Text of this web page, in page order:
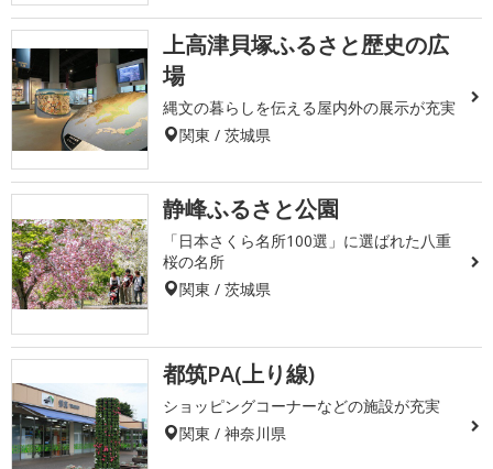
上高津貝塚ふるさと歴史の広
場
縄文の暮らしを伝える屋内外の展示が充実
関東 / 茨城県
静峰ふるさと公園
「日本さくら名所100選」に選ばれた八重
桜の名所
関東 / 茨城県
都筑PA(上り線)
ショッピングコーナーなどの施設が充実
関東 / 神奈川県